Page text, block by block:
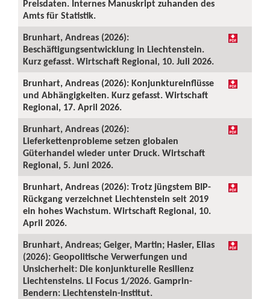
Preisdaten. Internes Manuskript zuhanden des
Amts für Statistik.
Brunhart, Andreas (2026):
Beschäftigungsentwicklung in Liechtenstein.
Kurz gefasst. Wirtschaft Regional, 10. Juli 2026.
Brunhart, Andreas (2026): Konjunktureinflüsse
und Abhängigkeiten. Kurz gefasst. Wirtschaft
Regional, 17. April 2026.
Brunhart, Andreas (2026):
Lieferkettenprobleme setzen globalen
Güterhandel wieder unter Druck. Wirtschaft
Regional, 5. Juni 2026.
Brunhart, Andreas (2026): Trotz jüngstem BIP-
Rückgang verzeichnet Liechtenstein seit 2019
ein hohes Wachstum. Wirtschaft Regional, 10.
April 2026.
Brunhart, Andreas; Geiger, Martin; Hasler, Elias
(2026): Geopolitische Verwerfungen und
Unsicherheit: Die konjunkturelle Resilienz
Liechtensteins. LI Focus 1/2026. Gamprin-
Bendern: Liechtenstein-Institut.